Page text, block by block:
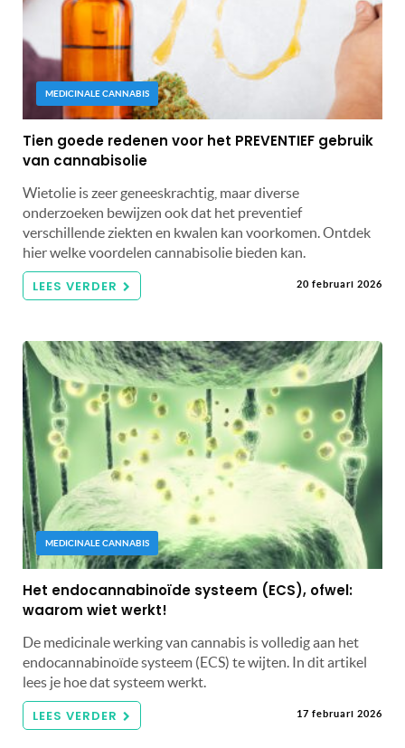
MEDICINALE CANNABIS
Tien goede redenen voor het PREVENTIEF gebruik
van cannabisolie
Wietolie is zeer geneeskrachtig, maar diverse
onderzoeken bewijzen ook dat het preventief
verschillende ziekten en kwalen kan voorkomen. Ontdek
hier welke voordelen cannabisolie bieden kan.
LEES VERDER 20 februari 2026
MEDICINALE CANNABIS
Het endocannabinoïde systeem (ECS), ofwel:
waarom wiet werkt!
De medicinale werking van cannabis is volledig aan het
endocannabinoïde systeem (ECS) te wijten. In dit artikel
lees je hoe dat systeem werkt.
LEES VERDER 17 februari 2026